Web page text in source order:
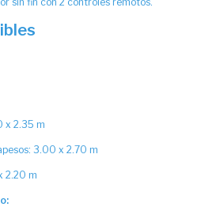
x 2.35 m
3.00 x 2.70 m
2.20 m